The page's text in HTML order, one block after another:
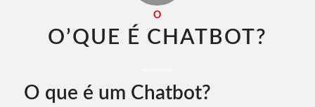
O
O’QUE É CHATBOT​?
O que é um Chatbot?